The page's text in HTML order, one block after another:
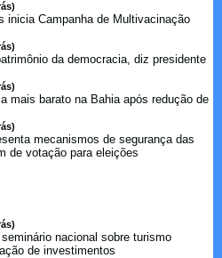
inicia Campanha de Multivacinação
da democracia, diz presidente
mais barato na Bahia após redução de
mecanismos de segurança das
de votação para eleições
seminário nacional sobre turismo
de investimentos